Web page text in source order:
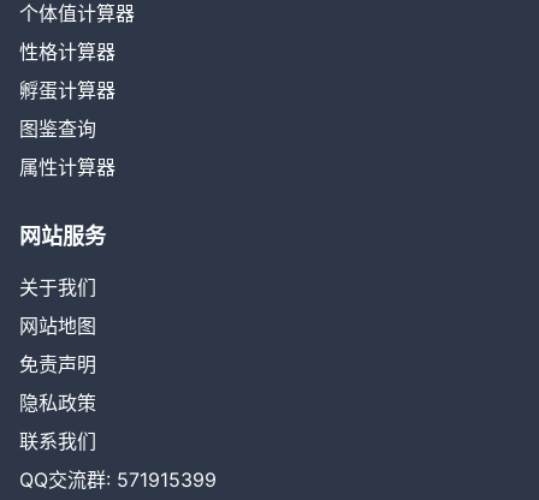
个体值计算器
性格计算器
孵蛋计算器
图鉴查询
属性计算器
网站服务
关于我们
网站地图
免责声明
隐私政策
联系我们
QQ交流群: 571915399